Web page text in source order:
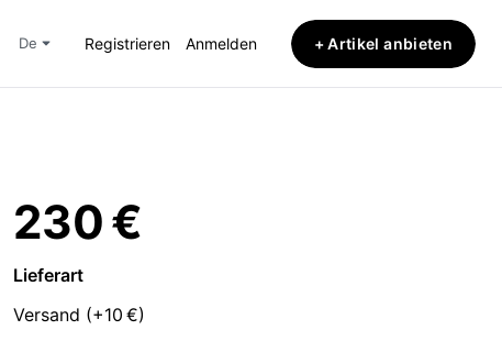
de Registrieren Anmelden + Artikel anbieten
230 €
Lieferart
Versand (+10 €)